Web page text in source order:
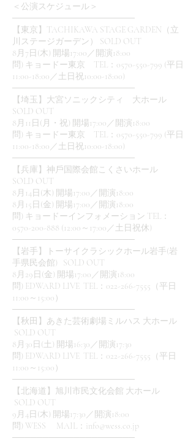
＜公演スケジュール＞
────────────────────
【東京】TACHIKAWA STAGE GARDEN（立
川ステージガーデン） SOLD OUT
8月7日(木) 開場17:00／開演18:00
問) キョードー東京 TEL：0570-550-799 (平日
11:00-18:00／土日祝10:00-18:00)
────────────────────
【埼玉】大宮ソニックシティ 大ホール
SOLD OUT
8月11日(月・祝) 開場17:00／開演18:00
問) キョードー東京 TEL：0570-550-799 (平日
11:00-18:00／土日祝10:00-18:00)
────────────────────
【兵庫】神⼾国際会館こくさいホール
SOLD OUT
8月14日(木) 開場17:00／開演18:00
8月15日(金) 開場17:00／開演18:00
問) キョードーインフォメーション TEL：
0570-200-888 (12:00～17:00／土日祝休)
────────────────────
【岩手】トーサイクラシックホール岩手(岩
手県民会館) SOLD OUT
8月29日(金) 開場17:00／開演18:00
問) EDWARD LIVE TEL：022-266-7555（平日
11:00～15:00）
────────────────────
【秋田】あきた芸術劇場ミルハス 大ホール
SOLD OUT
8月30日(土) 開場16:30／開演17:30
問) EDWARD LIVE TEL：022-266-7555（平日
11:00～15:00）
────────────────────
【北海道】旭川市民文化会館 大ホール
SOLD OUT
9月4日(木) 開場17:30／開演18:00
問) WESS MAIL： info@wess.co.jp
────────────────────